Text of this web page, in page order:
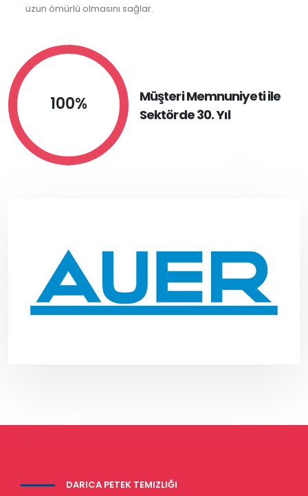
uzun ömürlü olmasını sağlar.
100%
Müşteri Memnuniyeti ile
Sektörde 30. Yıl
DARICA PETEK TEMIZLIĞI